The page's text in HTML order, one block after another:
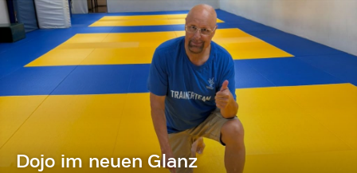
Dojo im neuen Glanz